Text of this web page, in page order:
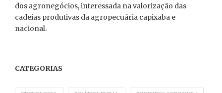
dos agronegócios, interessada na valorização das
cadeias produtivas da agropecuária capixaba e
nacional.
CATEGORIAS